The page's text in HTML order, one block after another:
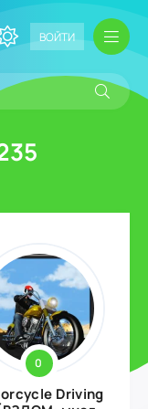
ВОЙТИ
0
Driving